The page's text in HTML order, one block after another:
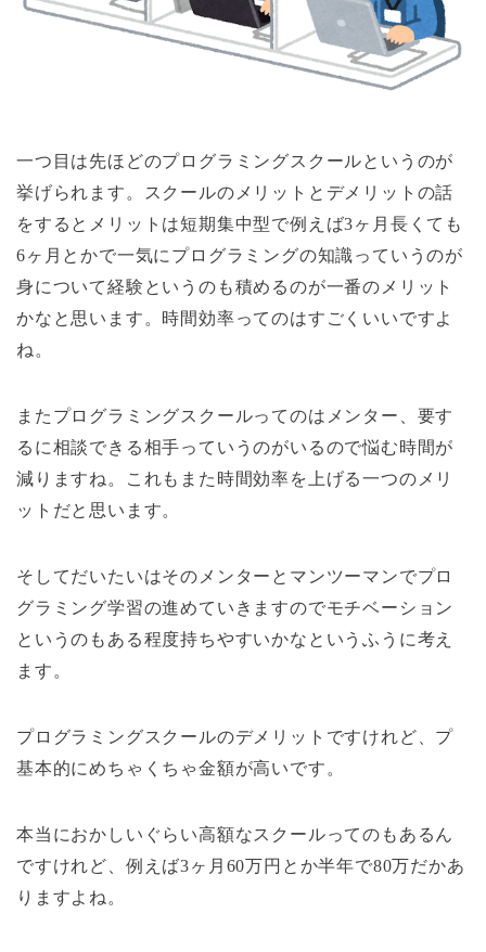
一つ目は先ほどのプログラミングスクールというのが
挙げられます。スクールのメリットとデメリットの話
をするとメリットは短期集中型で例えば3ヶ月長くても
6ヶ月とかで一気にプログラミングの知識っていうのが
身について経験というのも積めるのが一番のメリット
かなと思います。時間効率ってのはすごくいいですよ
ね。
またプログラミングスクールってのはメンター、要す
るに相談できる相手っていうのがいるので悩む時間が
減りますね。これもまた時間効率を上げる一つのメリ
ットだと思います。
そしてだいたいはそのメンターとマンツーマンでプロ
グラミング学習の進めていきますのでモチベーション
というのもある程度持ちやすいかなというふうに考え
ます。
プログラミングスクールのデメリットですけれど、プ
基本的にめちゃくちゃ金額が高いです。
本当におかしいぐらい高額なスクールってのもあるん
ですけれど、例えば3ヶ月60万円とか半年で80万だかあ
りますよね。